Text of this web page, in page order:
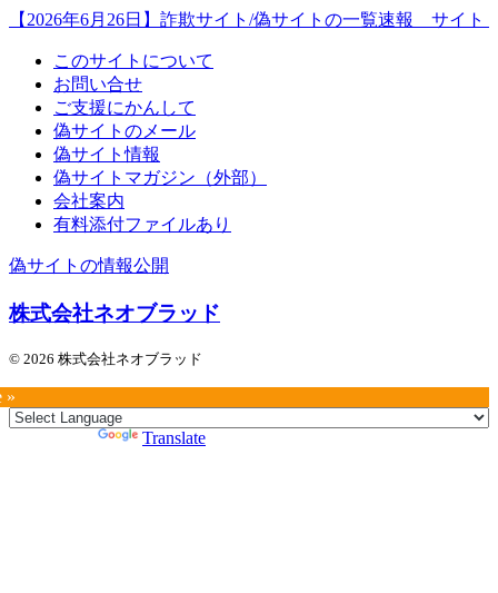
【2026年6月26日】詐欺サイト/偽サイトの一覧速報 サイト
このサイトについて
お問い合せ
ご支援にかんして
偽サイトのメール
偽サイト情報
偽サイトマガジン（外部）
会社案内
有料添付ファイルあり
偽サイトの情報公開
株式会社ネオブラッド
© 2026 株式会社ネオブラッド
»
Translate